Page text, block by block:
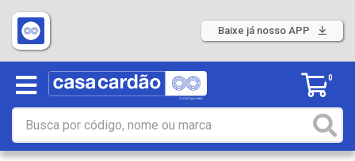
Baixe já nosso APP
0